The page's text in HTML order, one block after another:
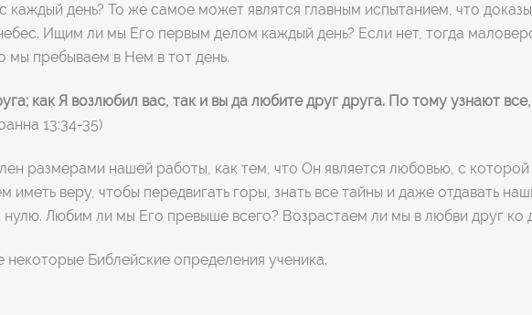
день? То же самое может являтся главным испытанием, что
Ищим ли мы Его первым делом каждый день? Если нет, тогда
мы пребываем в Нем в тот день.
как Я возлюбил вас, так и вы да любите друг друга. По тому узнают
13:34-35)
размерами нашей работы, как тем, что Он является любовью, с которой
веру, чтобы передвигать горы, знать все тайны и даже отдавать
Любим ли мы Его превыше всего? Возрастаем ли мы в любви друг ко
Библейские определения ученика.